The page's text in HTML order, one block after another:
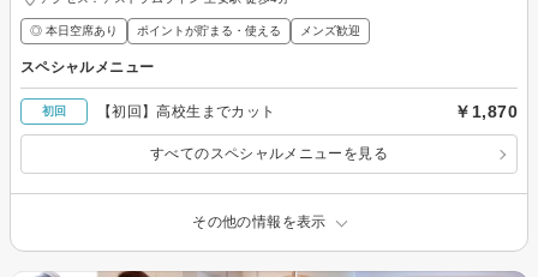
◎ 本日空席あり ポイントが貯まる・使える メンズ歓迎
スペシャルメニュー
初回 【初回】高校生までカット ￥1,870
すべてのスペシャルメニューを見る
その他の情報を表示